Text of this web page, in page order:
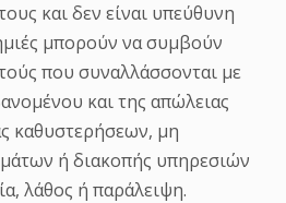
και δεν είναι υπεύθυνη
μπορούν να συμβούν
που συναλλάσσονται με
και της απώλειας
καθυστερήσεων, μη
ή διακοπής υπηρεσιών
λάθος ή παράλειψη.